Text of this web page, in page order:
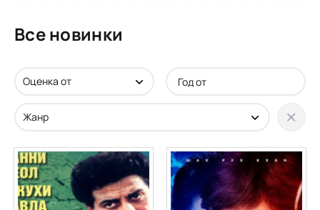
Все новинки